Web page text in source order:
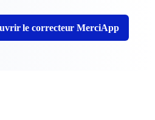
le correcteur MerciApp